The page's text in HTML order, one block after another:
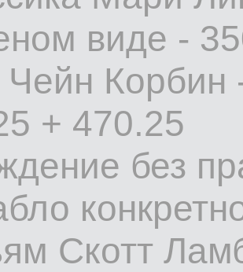
виде -
Чейн Корбин
+ 470.25
без
Скотт